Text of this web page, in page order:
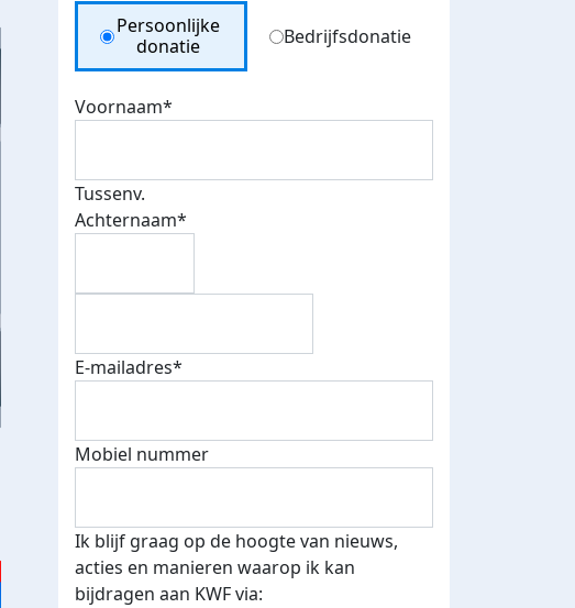
E-mails verstuurd
€500 euro opgehaald: t-shirt
Donation Type
Persoonlijke
donatie
Bedrijfsdonatie
Voornaam*
Tussenv.
Achternaam*
E-mailadres*
Mobiel nummer
Ik blijf graag op de hoogte van nieuws,
acties en manieren waarop ik kan
bijdragen aan KWF via: